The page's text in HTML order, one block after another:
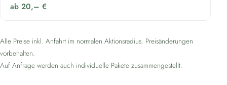
ab 20,– €
Alle Preise inkl. Anfahrt im normalen Aktionsradius. Preisänderungen
vorbehalten.
Auf Anfrage werden auch individuelle Pakete zusammengestellt.